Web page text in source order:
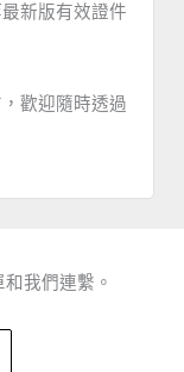
新版有效證件
歡迎隨時透過
我們連繫。